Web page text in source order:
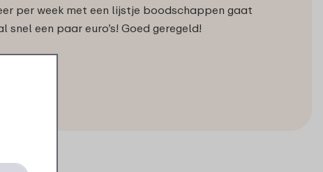
per week met een lijstje boodschappen gaat
snel een paar euro’s! Goed geregeld!